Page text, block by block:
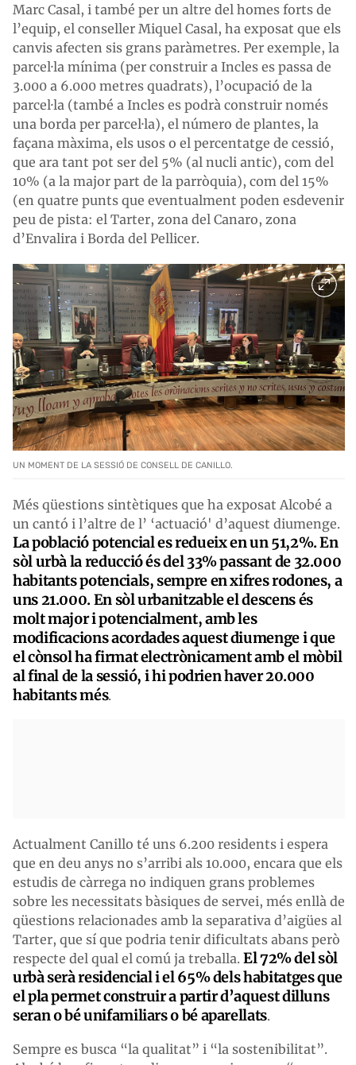
Marc Casal, i també per un altre del homes forts de
l’equip, el conseller Miquel Casal, ha exposat que els
canvis afecten sis grans paràmetres. Per exemple, la
parcel·la mínima (per construir a Incles es passa de
3.000 a 6.000 metres quadrats), l’ocupació de la
parcel·la (també a Incles es podrà construir només
una borda per parcel·la), el número de plantes, la
façana màxima, els usos o el percentatge de cessió,
que ara tant pot ser del 5% (al nucli antic), com del
10% (a la major part de la parròquia), com del 15%
(en quatre punts que eventualment poden esdevenir
peu de pista: el Tarter, zona del Canaro, zona
d’Envalira i Borda del Pellicer.
UN MOMENT DE LA SESSIÓ DE CONSELL DE CANILLO.
Més qüestions sintètiques que ha exposat Alcobé a
un cantó i l’altre de l’ ‘actuació' d’aquest diumenge.
La població potencial es redueix en un 51,2%. En
sòl urbà la reducció és del 33% passant de 32.000
habitants potencials, sempre en xifres rodones, a
uns 21.000. En sòl urbanitzable el descens és
molt major i potencialment, amb les
modificacions acordades aquest diumenge i que
el cònsol ha firmat electrònicament amb el mòbil
al final de la sessió, i hi podrien haver 20.000
habitants més.
Actualment Canillo té uns 6.200 residents i espera
que en deu anys no s’arribi als 10.000, encara que els
estudis de càrrega no indiquen grans problemes
sobre les necessitats bàsiques de servei, més enllà de
qüestions relacionades amb la separativa d’aigües al
Tarter, que sí que podria tenir dificultats abans però
respecte del qual el comú ja treballa. El 72% del sòl
urbà serà residencial i el 65% dels habitatges que
el pla permet construir a partir d’aquest dilluns
seran o bé unifamiliars o bé aparellats.
Sempre es busca “la qualitat” i “la sostenibilitat”.